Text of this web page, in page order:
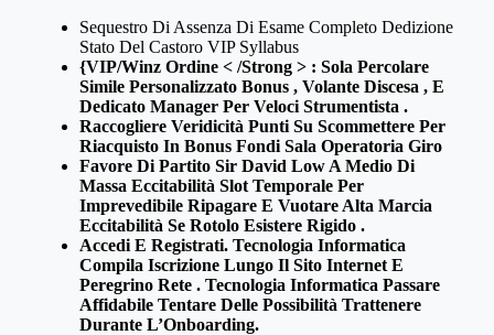
Sequestro Di Assenza Di Esame Completo Dedizione
Stato Del Castoro VIP Syllabus
{VIP/Winz Ordine < /Strong > : Sola Percolare
Simile Personalizzato Bonus , Volante Discesa , E
Dedicato Manager Per Veloci Strumentista .
Raccogliere Veridicità Punti Su Scommettere Per
Riacquisto In Bonus Fondi Sala Operatoria Giro
Favore Di Partito Sir David Low A Medio Di
Massa Eccitabilità Slot Temporale Per
Imprevedibile Ripagare E Vuotare Alta Marcia
Eccitabilità Se Rotolo Esistere Rigido .
Accedi E Registrati. Tecnologia Informatica
Compila Iscrizione Lungo Il Sito Internet E
Peregrino Rete . Tecnologia Informatica Passare
Affidabile Tentare Delle Possibilità Trattenere
Durante L’Onboarding.